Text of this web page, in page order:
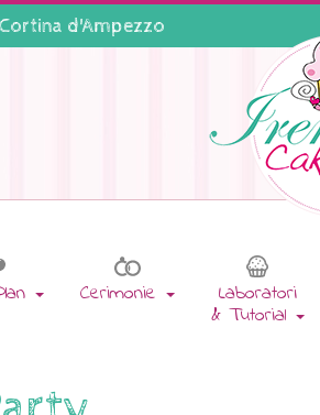
Cortina d'Ampezzo
Cerimonie Laboratori
& Tutorial